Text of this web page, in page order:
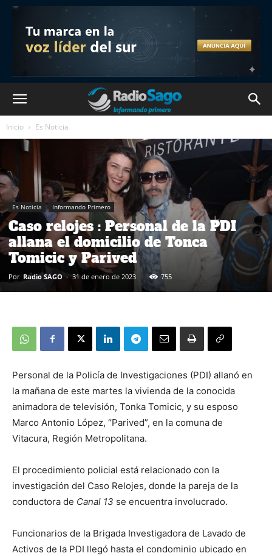
Inicio Es Noticia
Es Noticia Informando Primero
Caso relojes : Personal de la PDI
allana el domicilio de Tonca
Tomicic y Parived
Por Radio SAGO - 31 de enero de 2023 755
Personal de la Policía de Investigaciones (PDI) allanó en
la mañana de este martes la vivienda de la conocida
animadora de televisión, Tonka Tomicic, y su esposo
Marco Antonio López, “Parived”, en la comuna de
Vitacura, Región Metropolitana.
El procedimiento policial está relacionado con la
investigación del Caso Relojes, donde la pareja de la
conductora de Canal 13 se encuentra involucrado.
Funcionarios de la Brigada Investigadora de Lavado de
Activos de la PDI llegó hasta el condominio ubicado en